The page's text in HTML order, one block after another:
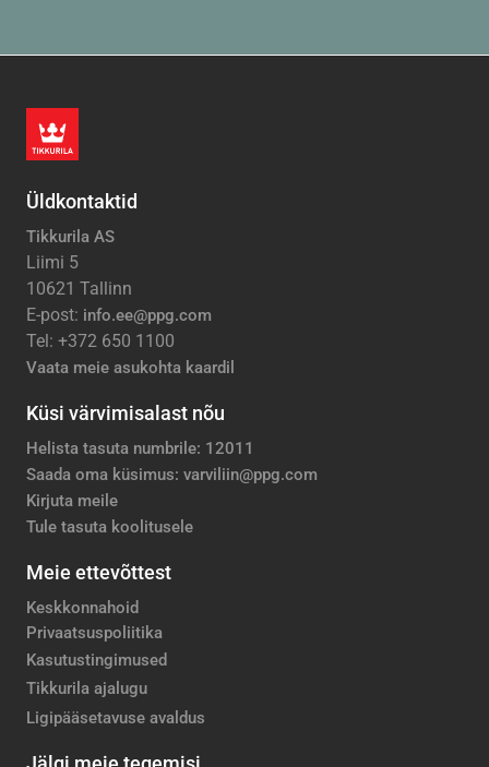
Üldkontaktid
Tikkurila AS
Liimi 5
10621 Tallinn
E-post: info.ee@ppg.com
Tel: +372 650 1100
Vaata meie asukohta kaardil
Küsi värvimisalast nõu
Helista tasuta numbrile: 12011
Saada oma küsimus: varviliin@ppg.com
Kirjuta meile
Tule tasuta koolitusele
Meie ettevõttest
Keskkonnahoid
Privaatsuspoliitika
Kasutustingimused
Tikkurila ajalugu
Ligipääsetavuse avaldus